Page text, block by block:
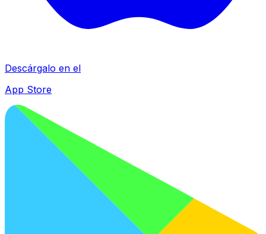
Descárgalo en el
App Store